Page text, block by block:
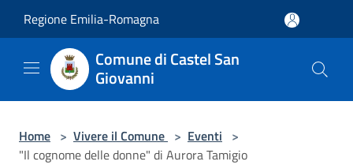
Regione Emilia-Romagna
Comune di Castel San
Giovanni
Home > Vivere il Comune > Eventi >
"Il cognome delle donne" di Aurora Tamigio